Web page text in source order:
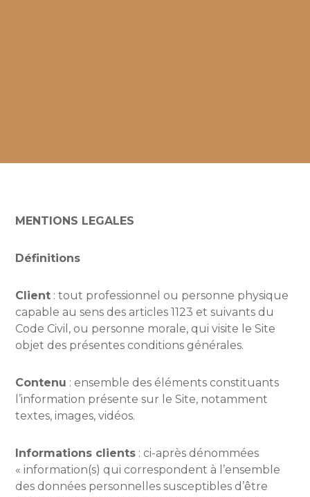
MENTIONS LEGALES
Définitions
Client : tout professionnel ou personne physique
capable au sens des articles 1123 et suivants du
Code Civil, ou personne morale, qui visite le Site
objet des présentes conditions générales.
Contenu : ensemble des éléments constituants
l’information présente sur le Site, notamment
textes, images, vidéos.
Informations clients : ci-après dénommées
« information(s) qui correspondent à l’ensemble
des données personnelles susceptibles d’être